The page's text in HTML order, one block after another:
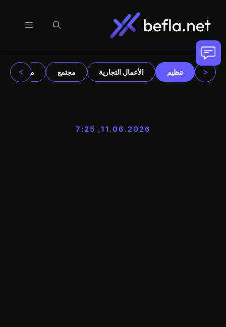
انتقل
إلى
المحتوى
القائمة
< تنظيم الأعمال التجارية مجتمع مؤسسات
>
11.06.2026, 7:25